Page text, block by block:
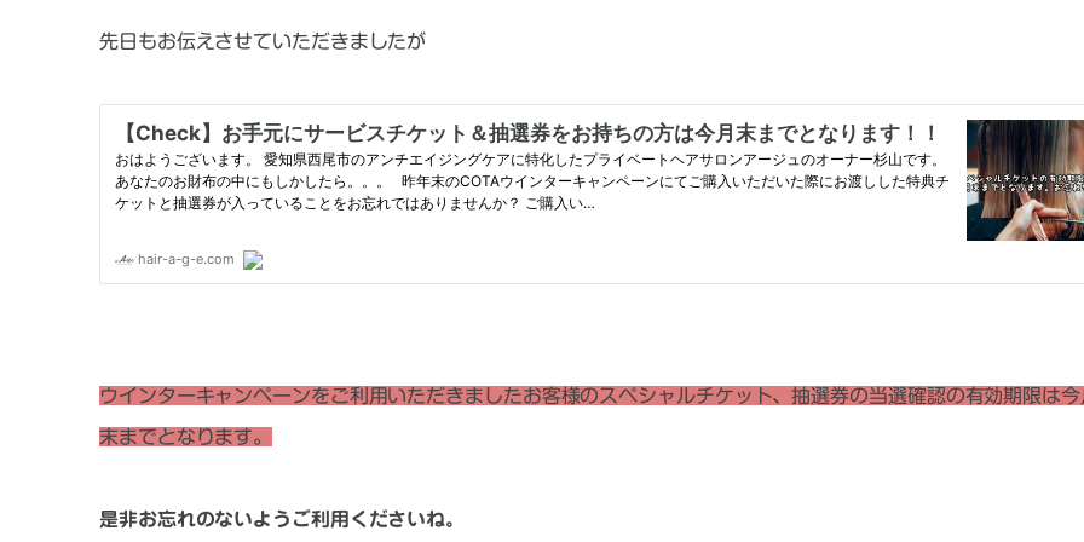
先日もお伝えさせていただきましたが
ウインターキャンペーンをご利用いただきましたお客様のスペシャルチケット、抽選券の当選確認の有効期限は今
末までとなります。
是非お忘れのないようご利用くださいね。